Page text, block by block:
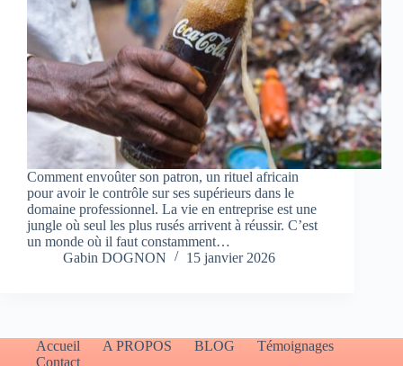
Comment envoûter son patron, un rituel africain
pour avoir le contrôle sur ses supérieurs dans le
domaine professionnel. La vie en entreprise est une
jungle où seul les plus rusés arrivent à réussir. C’est
un monde où il faut constamment…
Gabin DOGNON
15 janvier 2026
Accueil A PROPOS BLOG
Témoignages
Contact